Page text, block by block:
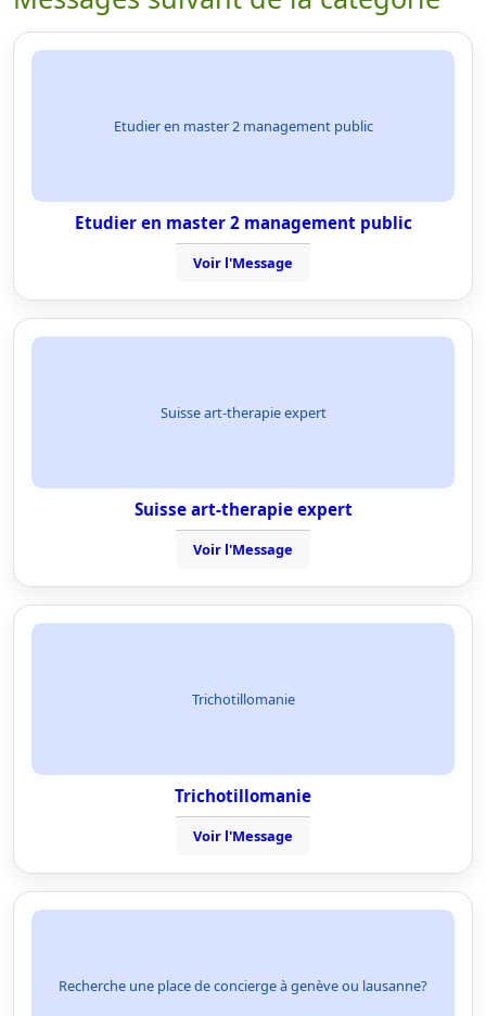
Etudier en master 2 management public
Etudier en master 2 management public
Voir l'Message
Suisse art-therapie expert
Suisse art-therapie expert
Voir l'Message
Trichotillomanie
Trichotillomanie
Voir l'Message
Recherche une place de concierge à genève ou lausanne?